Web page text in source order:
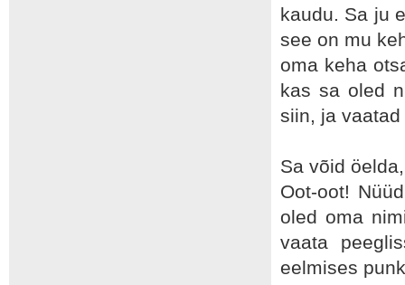
kaudu. Sa ju
see on mu
oma keha
kas sa oled
siin, ja
Sa võid
Oot-oot!
oled oma
vaata
eelmises